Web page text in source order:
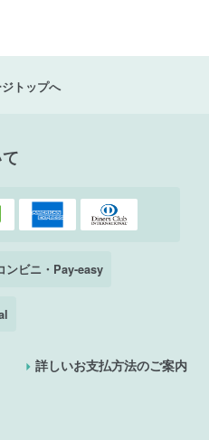
トップへ
ンビニ・Pay-easy
詳しいお支払方法のご案内